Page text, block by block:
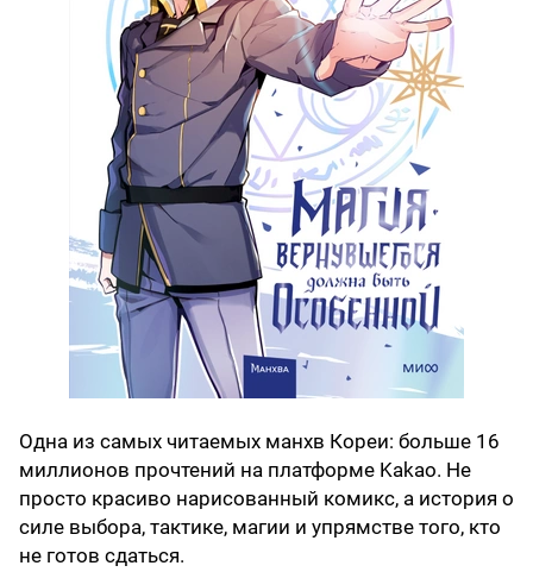
Одна из самых читаемых манхв Кореи: больше 16
миллионов прочтений на платформе Kakao. Не
просто красиво нарисованный комикс, а история о
силе выбора, тактике, магии и упрямстве того, кто
не готов сдаться.